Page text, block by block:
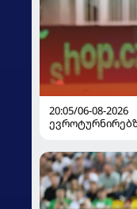
20:05/06-08-2026